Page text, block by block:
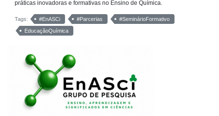
práticas inovadoras e formativas no Ensino de Química.
Tags: #EnASCi #Parcerias
#SeminárioFormativo
EducaçãoQuímica